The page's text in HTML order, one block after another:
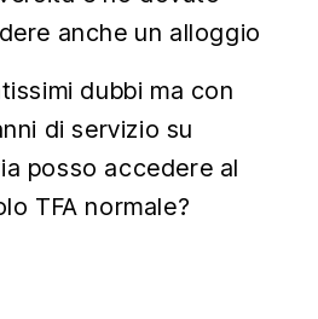
anche un alloggio
dubbi ma con
di servizio su
posso accedere al
TFA normale?